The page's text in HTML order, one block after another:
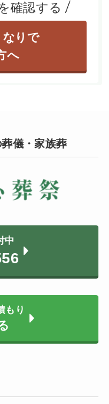
確認する
なりで
へ
儀・家族葬
中
もり